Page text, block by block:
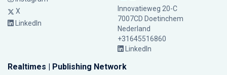
X
LinkedIn
Innovatieweg 20-C
7007CD Doetinchem
Nederland
+31645516860
LinkedIn
Realtimes | Publishing Network